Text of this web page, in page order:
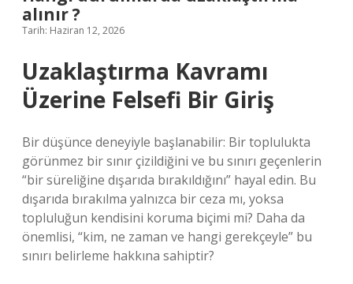
alınır ?
Tarih: Haziran 12, 2026
Uzaklaştırma Kavramı
Üzerine Felsefi Bir Giriş
Bir düşünce deneyiyle başlanabilir: Bir toplulukta
görünmez bir sınır çizildiğini ve bu sınırı geçenlerin
“bir süreliğine dışarıda bırakıldığını” hayal edin. Bu
dışarıda bırakılma yalnızca bir ceza mı, yoksa
topluluğun kendisini koruma biçimi mi? Daha da
önemlisi, “kim, ne zaman ve hangi gerekçeyle” bu
sınırı belirleme hakkına sahiptir?